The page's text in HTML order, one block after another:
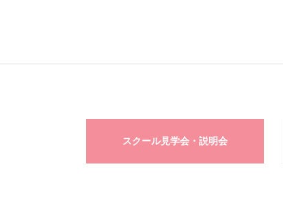
スクール見学会・説明会